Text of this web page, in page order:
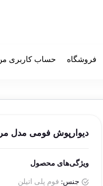
فروشگاه حساب کاربری
دیوارپوش فومی مدل
ویژگی‌های محصول
جنس: فوم پلی اتیلن